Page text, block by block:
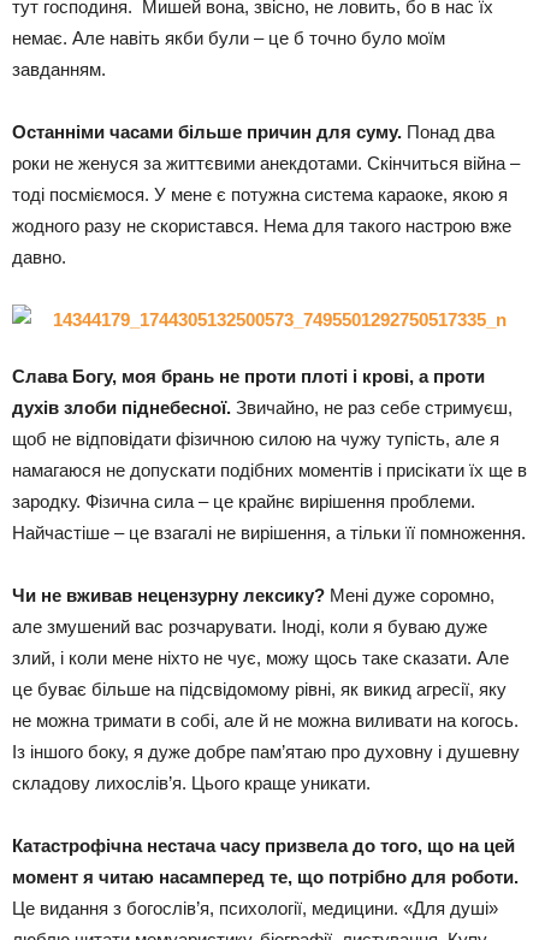
тут господиня. Мишей вона, звісно, не ловить, бо в нас їх
немає. Але навіть якби були – це б точно було моїм
завданням.
Останніми часами більше причин для суму. Понад два
роки не женуся за життєвими анекдотами. Скінчиться війна –
тоді посміємося. У мене є потужна система караоке, якою я
жодного разу не скористався. Нема для такого настрою вже
давно.
Слава Богу, моя брань не проти плоті і крові, а проти
духів злоби піднебесної. Звичайно, не раз себе стримуєш,
щоб не відповідати фізичною силою на чужу тупість, але я
намагаюся не допускати подібних моментів і присікати їх ще в
зародку. Фізична сила – це крайнє вирішення проблеми.
Найчастіше – це взагалі не вирішення, а тільки її помноження.
Чи не вживав нецензурну лексику? Мені дуже соромно,
але змушений вас розчарувати. Іноді, коли я буваю дуже
злий, і коли мене ніхто не чує, можу щось таке сказати. Але
це буває більше на підсвідомому рівні, як викид агресії, яку
не можна тримати в собі, але й не можна виливати на когось.
Із іншого боку, я дуже добре пам’ятаю про духовну і душевну
складову лихослів’я. Цього краще уникати.
Катастрофічна нестача часу призвела до того, що на цей
момент я читаю насамперед те, що потрібно для роботи.
Це видання з богослів’я, психології, медицини. «Для душі»